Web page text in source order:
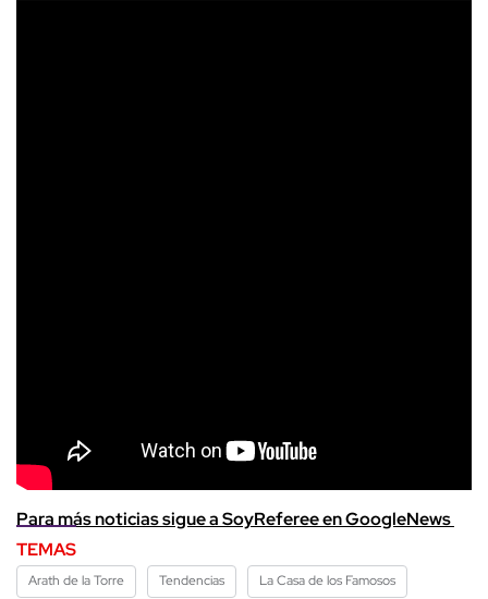
Para más noticias sigue a SoyReferee en GoogleNews
TEMAS
Arath de la Torre Tendencias La Casa de los Famosos